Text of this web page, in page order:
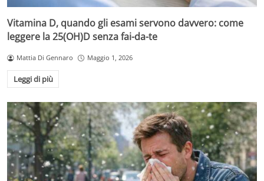
Vitamina D, quando gli esami servono davvero: come
leggere la 25(OH)D senza fai-da-te
Mattia Di Gennaro Maggio 1, 2026
Leggi di più